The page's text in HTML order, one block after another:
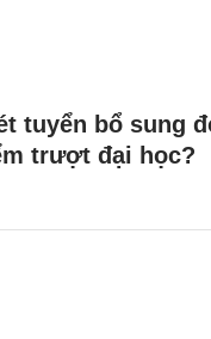
tuyển bổ sung
trượt đại học?